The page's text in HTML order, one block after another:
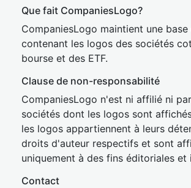
Que fait CompaniesLogo?
CompaniesLogo maintient une
contenant les logos des sociétés
bourse et des ETF.
Clause de non-responsabilité
CompaniesLogo n'est ni affilié ni
sociétés dont les logos sont
les logos appartiennent à leurs
droits d'auteur respectifs et sont
uniquement à des fins éditoriales et
Contact